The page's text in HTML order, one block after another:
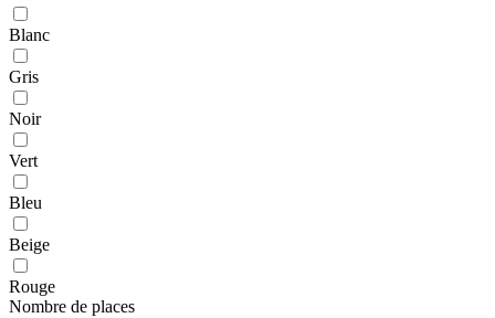
Blanc
Gris
Noir
Vert
Bleu
Beige
Rouge
Nombre de places